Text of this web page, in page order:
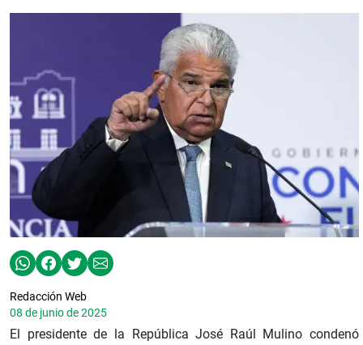
Redacción Web
08 de junio de 2025
El presidente de la República José Raúl Mulino condenó